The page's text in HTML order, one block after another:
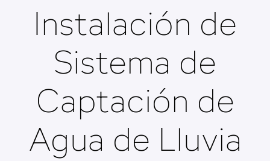
Instalación de
Sistema de
Captación de
Agua de Lluvia